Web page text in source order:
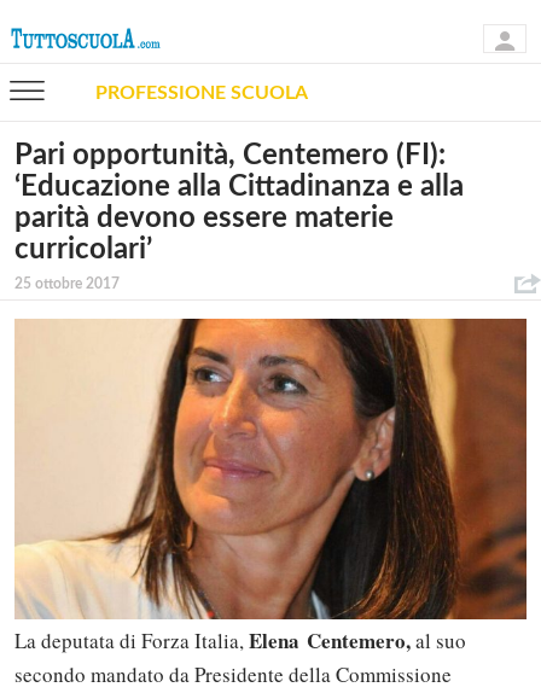
PROFESSIONE SCUOLA
Pari opportunità, Centemero (FI):
‘Educazione alla Cittadinanza e alla
parità devono essere materie
curricolari’
25 ottobre 2017
La deputata di Forza Italia,Elena Centemero,al suo
secondo mandato da Presidente della Commissione